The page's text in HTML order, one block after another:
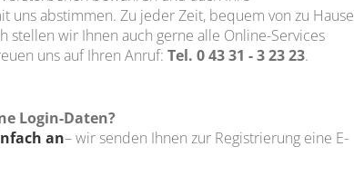
uns abstimmen. Zu jeder Zeit, bequem von zu Hause
stellen wir Ihnen auch gerne alle Online-Services
uns auf Ihren Anruf: Tel. 0 43 31 - 3 23 23.
Login-Daten?
an– wir senden Ihnen zur Registrierung eine E-